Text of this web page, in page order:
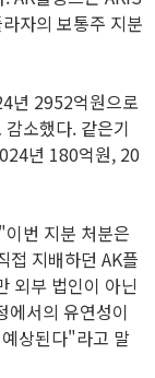
자의 보통주 지분
년 2952억원으로
소했다. 같은기
년 180억원, 20
번 지분 처분은
접 지배하던 AK플
외부 법인이 아닌
에서의 유연성이
상된다"라고 말